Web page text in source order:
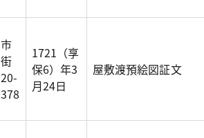
市
街
20-
378
1721（享
保6）年3
月24日
屋敷渡預絵図証文